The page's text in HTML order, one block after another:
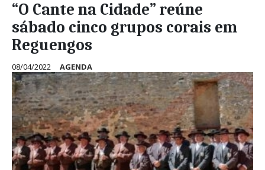
“O Cante na Cidade” reúne
sábado cinco grupos corais em
Reguengos
08/04/2022 AGENDA